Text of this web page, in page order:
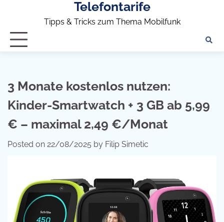
Telefontarife
Tipps & Tricks zum Thema Mobilfunk
3 Monate kostenlos nutzen:
Kinder-Smartwatch + 3 GB ab 5,99
€ – maximal 2,49 €/Monat
Posted on 22/08/2025 by Filip Simetic